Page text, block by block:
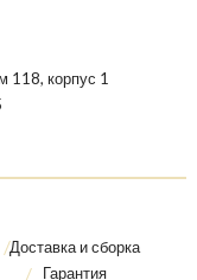
118, корпус 1
Доставка и сборка
Гарантия